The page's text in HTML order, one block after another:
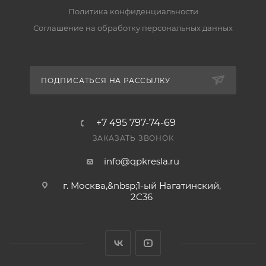
Да, на товар действует гарантия производителя, а
вернуть его можно по правилам магазина. Условия
Политика конфиденциальности
Соглашение на обработку персональных данных
ПОДПИСАТЬСЯ НА РАССЫЛКУ
+7 495 797-74-69
ЗАКАЗАТЬ ЗВОНОК
info@qpkresla.ru
г. Москва,&nbsp;1-ый Нагатинский,
2C36